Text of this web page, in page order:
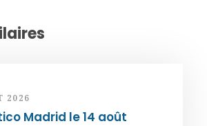
2026
Madrid le 14 août